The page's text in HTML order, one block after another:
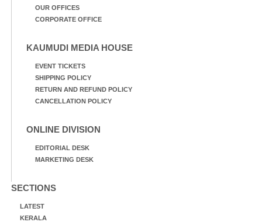
OUR OFFICES
CORPORATE OFFICE
KAUMUDI MEDIA HOUSE
EVENT TICKETS
SHIPPING POLICY
RETURN AND REFUND POLICY
CANCELLATION POLICY
ONLINE DIVISION
EDITORIAL DESK
MARKETING DESK
SECTIONS
LATEST
KERALA